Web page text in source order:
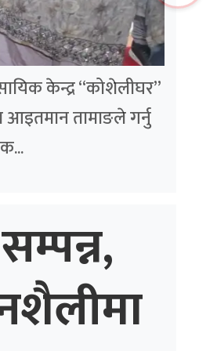
केन्द्र “कोशेलीघर”
तामाङले गर्नु